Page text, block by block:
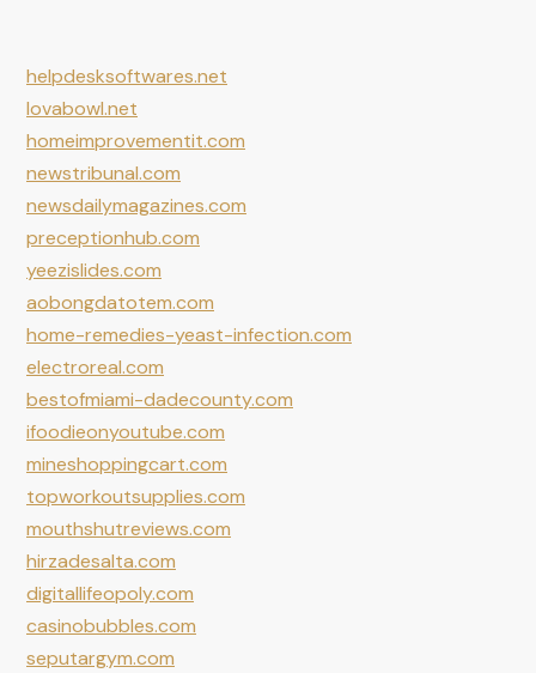
helpdesksoftwares.net
lovabowl.net
homeimprovementit.com
newstribunal.com
newsdailymagazines.com
preceptionhub.com
yeezislides.com
aobongdatotem.com
home-remedies-yeast-infection.com
electroreal.com
bestofmiami-dadecounty.com
ifoodieonyoutube.com
mineshoppingcart.com
topworkoutsupplies.com
mouthshutreviews.com
hirzadesalta.com
digitallifeopoly.com
casinobubbles.com
seputargym.com